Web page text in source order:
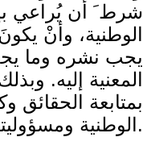
شرط َ أن يُراعي
الوطنية، وأنْ
يجب نشره وما
المعنية إليه.
بمتابعة الحقائق
الوطنية ومسؤوليته الإجتماعية.